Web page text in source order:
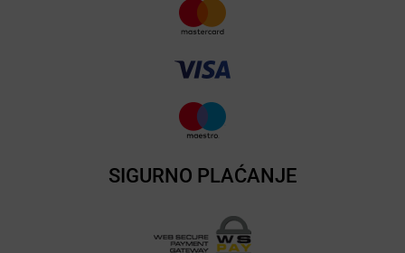
SIGURNO PLAĆANJE